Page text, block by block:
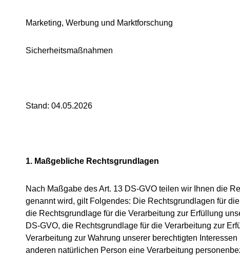
Marketing, Werbung und Marktforschung
Sicherheitsmaßnahmen
Stand: 04.05.2026
1. Maßgebliche Rechtsgrundlagen
Nach Maßgabe des Art. 13 DS-GVO teilen wir Ihnen die
genannt wird, gilt Folgendes: Die Rechtsgrundlagen für
die Rechtsgrundlage für die Verarbeitung zur Erfüllung
DS-GVO, die Rechtsgrundlage für die Verarbeitung zur
Verarbeitung zur Wahrung unserer berechtigten
anderen natürlichen Person eine Verarbeitung